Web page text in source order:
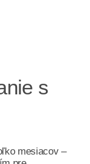
s
mesiacov –